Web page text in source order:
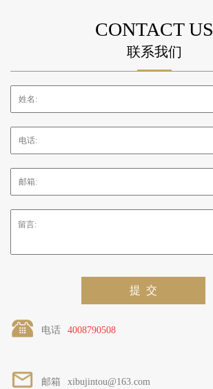
CONTACT US
联系我们
电话 4008790508
邮箱 xibujintou@163.com